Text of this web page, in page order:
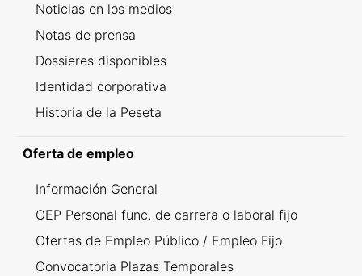
Noticias en los medios
Notas de prensa
Dossieres disponibles
Identidad corporativa
Historia de la Peseta
Oferta de empleo
Información General
OEP Personal func. de carrera o laboral fijo
Ofertas de Empleo Público / Empleo Fijo
Convocatoria Plazas Temporales